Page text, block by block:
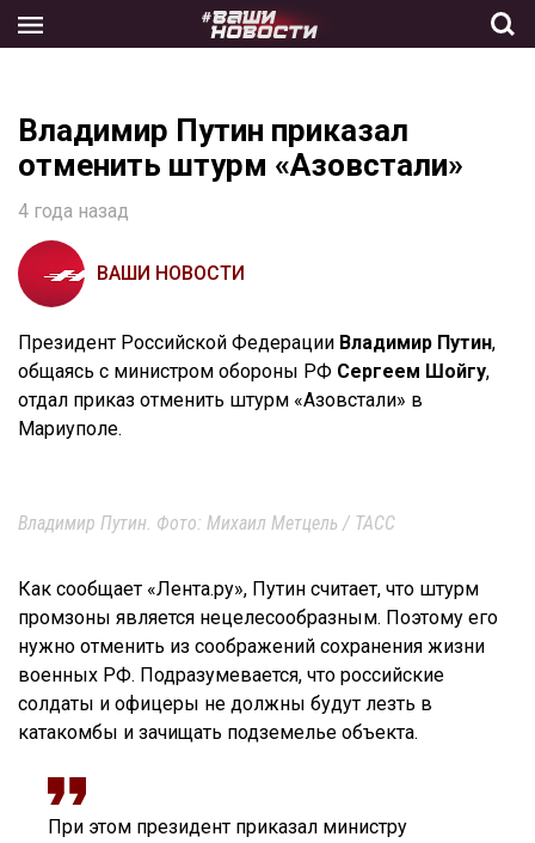
the
Владимир Путин приказал
отменить штурм «Азовстали»
4 года назад
ВАШИ НОВОСТИ
Президент Российской Федерации Владимир Путин,
общаясь с министром обороны РФ Сергеем Шойгу,
отдал приказ отменить штурм «Азовстали» в
Мариуполе.
Владимир Путин. Фото: Михаил Метцель / ТАСС
Как сообщает «Лента.ру», Путин считает, что штурм
промзоны является нецелесообразным. Поэтому его
нужно отменить из соображений сохранения жизни
военных РФ. Подразумевается, что российские
солдаты и офицеры не должны будут лезть в
катакомбы и зачищать подземелье объекта.
При этом президент приказал министру